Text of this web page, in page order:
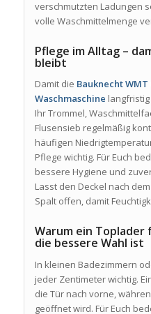
verschmutzten Ladungen
volle Waschmittelmenge
Pflege im Alltag –
bleibt
Damit die Bauknecht WMT
Waschmaschine
Ihr Trommel,
Flusensieb regelmäßig
häufigen
Pflege wichtig. Für Euch
bessere Hygiene und
Lasst den Deckel nach
Spalt offen, damit
Warum ein Toplader
die bessere Wahl ist
In kleinen Badezimmern
jeder Zentimeter wichtig.
die Tür nach vorne,
geöffnet wird. Für Euch